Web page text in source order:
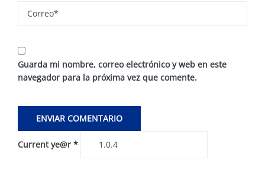
Guarda mi nombre, correo electrónico y web en este
navegador para la próxima vez que comente.
Current ye@r *